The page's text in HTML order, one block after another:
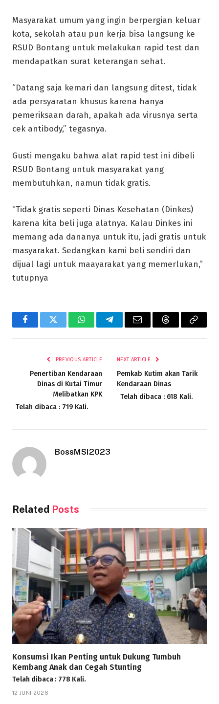
Masyarakat umum yang ingin berpergian keluar
kota, sekolah atau pun kerja bisa langsung ke
RSUD Bontang untuk melakukan rapid test dan
mendapatkan surat keterangan sehat.
“Datang saja kemari dan langsung ditest, tidak
ada persyaratan khusus karena hanya
pemeriksaan darah, apakah ada virusnya serta
cek antibody,” tegasnya.
Gusti mengaku bahwa alat rapid test ini dibeli
RSUD Bontang untuk masyarakat yang
membutuhkan, namun tidak gratis.
“Tidak gratis seperti Dinas Kesehatan (Dinkes)
karena kita beli juga alatnya. Kalau Dinkes ini
memang ada dananya untuk itu, jadi gratis untuk
masyarakat. Sedangkan kami beli sendiri dan
dijual lagi untuk maayarakat yang memerlukan,”
tutupnya
FacebookTwitter WhatsAppTelegramEmail ThreadsCopy
PREVIOUS ARTICLE
Penertiban Kendaraan
Dinas di Kutai Timur
Melibatkan KPK
Telah dibaca : 719 Kali.
NEXT ARTICLE
Pemkab Kutim akan Tarik
Kendaraan Dinas
Telah dibaca : 618 Kali.
BossMSI2023
Related Posts
Konsumsi Ikan Penting untuk Dukung Tumbuh
Kembang Anak dan Cegah Stunting
Telah dibaca : 778 Kali.
12 JUNI 2026